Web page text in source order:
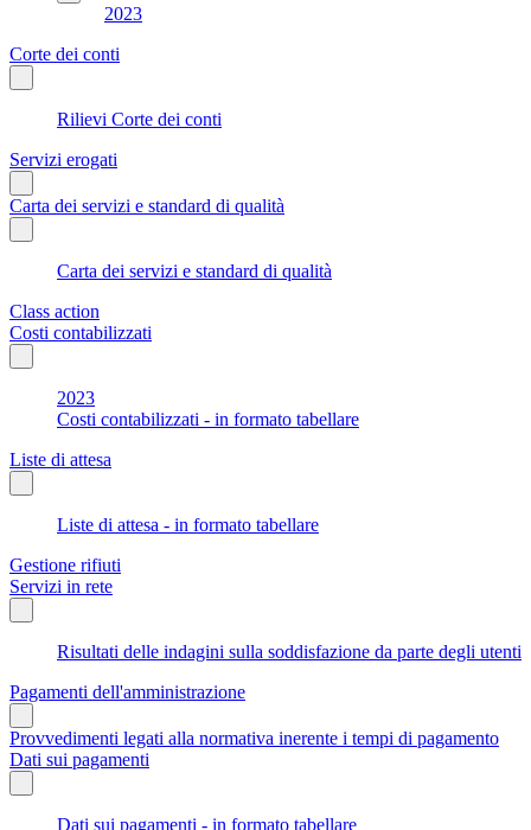
2023
Corte dei conti
Rilievi Corte dei conti
Servizi erogati
Carta dei servizi e standard di qualità
Carta dei servizi e standard di qualità
Class action
Costi contabilizzati
2023
Costi contabilizzati - in formato tabellare
Liste di attesa
Liste di attesa - in formato tabellare
Gestione rifiuti
Servizi in rete
Risultati delle indagini sulla soddisfazione da parte degli utenti
Pagamenti dell'amministrazione
Provvedimenti legati alla normativa inerente i tempi di pagamento
Dati sui pagamenti
Dati sui pagamenti - in formato tabellare